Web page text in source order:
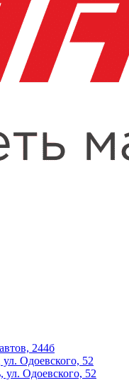
244б
Одоевского, 52
ул. Одоевского, 52